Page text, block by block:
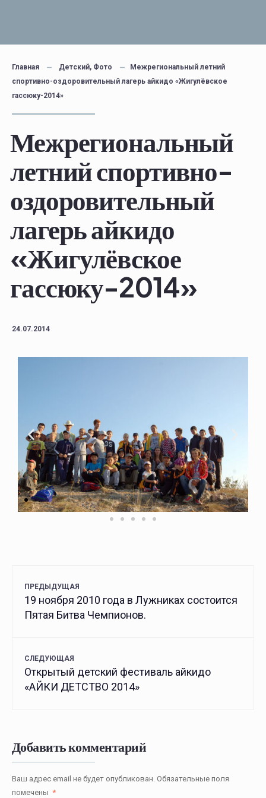
Главная Детский, Фото
Межрегиональный летний
спортивно-оздоровительный лагерь айкидо «Жигулёвское
гассюку-2014»
Межрегиональный
летний спортивно-
оздоровительный
лагерь айкидо
«Жигулёвское
гассюку-2014»
24.07.2014
ПРЕДЫДУЩАЯ
19 ноября 2010 года в Лужниках состоится
Пятая Битва Чемпионов.
СЛЕДУЮЩАЯ
Открытый детский фестиваль айкидо
«АЙКИ ДЕТСТВО 2014»
Добавить комментарий
Ваш адрес email не будет опубликован. Обязательные поля
помечены *